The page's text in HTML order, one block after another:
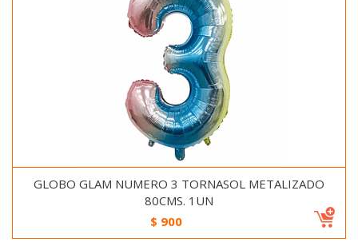
GLOBO GLAM NUMERO 3 TORNASOL METALIZADO
80CMS. 1UN
$ 900